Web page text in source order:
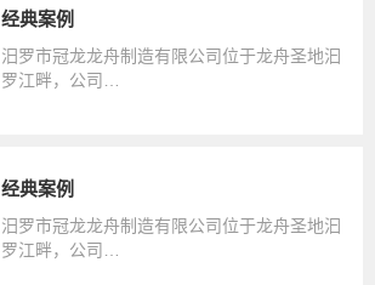
经典案例
汨罗市冠龙龙舟制造有限公司位于龙舟圣地汩
罗江畔，公司…
经典案例
汨罗市冠龙龙舟制造有限公司位于龙舟圣地汩
罗江畔，公司…